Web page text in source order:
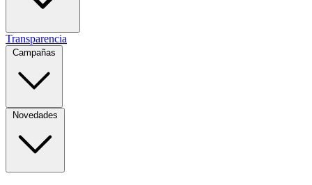
Transparencia
Campañas
Novedades